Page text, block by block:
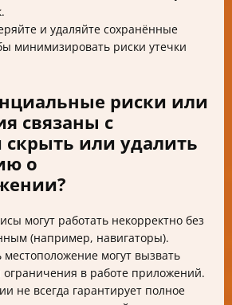
и удаляйте сохранённые
минимизировать риски утечки
риски или
связаны с
или удалить
о
могут работать некорректно без
(например, навигаторы).
могут вызвать
ограничения в работе приложений.
не всегда гарантирует полное